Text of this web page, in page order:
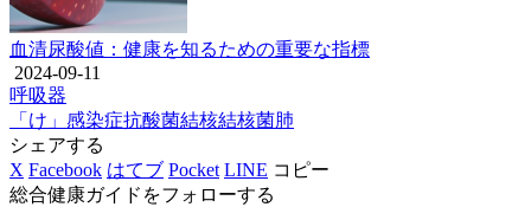
血清尿酸値：健康を知るための重要な指標
2024-09-11
呼吸器
「け」 感染症抗酸菌結核結核菌肺
シェアする
X Facebook はてブ Pocket LINE コピー
総合健康ガイドをフォローする